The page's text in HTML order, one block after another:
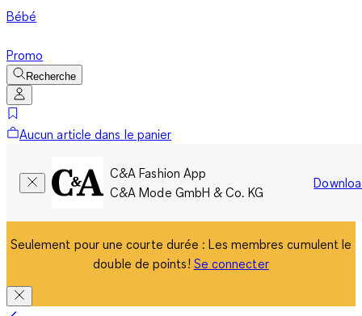
Bébé
Promo
Recherche
Aucun article dans le panier
C&A Fashion App
C&A Mode GmbH & Co. KG
Seulement pour une courte durée : Les membres cumulent le
double de points! Se connecter